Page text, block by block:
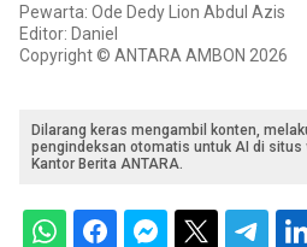
Pewarta: Ode Dedy Lion Abdul Azis
Editor: Daniel
Copyright © ANTARA AMBON 2026
Dilarang keras mengambil konten,
pengindeksan otomatis untuk AI di
Kantor Berita ANTARA.